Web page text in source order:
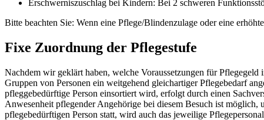
Erschwerniszuschlag bei Kindern: Bei 2 schweren
Bitte beachten Sie: Wenn eine Pflege/Blindenzulage oder eine
Fixe Zuordnung der Pflegestufe
Nachdem wir geklärt haben, welche Voraussetzungen für
Gruppen von Personen ein weitgehend gleichartiger Pflegebedarf
pfleggebedürftige Person einsortiert wird, erfolgt durch einen
Anwesenheit pflegender Angehörige bei diesem Besuch ist
pflegebedürftigen Person statt, wird auch das jeweilige